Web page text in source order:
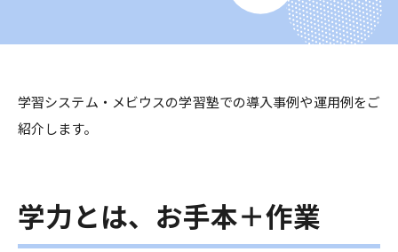
学習システム・メビウスの学習塾での導入事例や運用例をご
紹介します。
学力とは、お手本＋作業